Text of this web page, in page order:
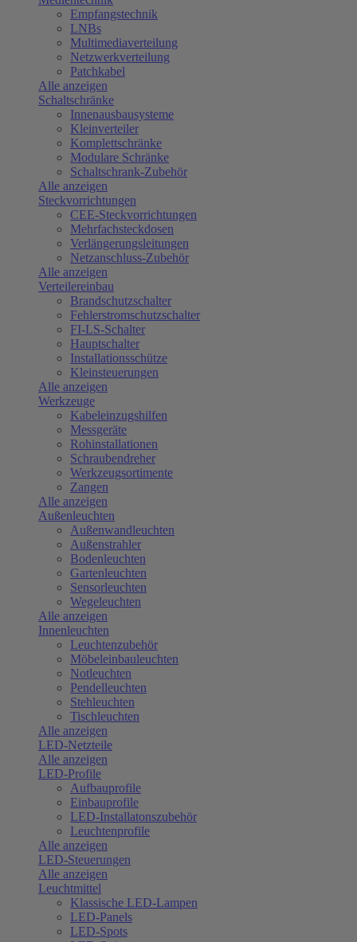
Empfangstechnik
LNBs
Multimediaverteilung
Netzwerkverteilung
Patchkabel
Alle anzeigen
Schaltschränke
Innenausbausysteme
Kleinverteiler
Komplettschränke
Modulare Schränke
Schaltschrank-Zubehör
Alle anzeigen
Steckvorrichtungen
CEE-Steckvorrichtungen
Mehrfachsteckdosen
Verlängerungsleitungen
Netzanschluss-Zubehör
Alle anzeigen
Verteilereinbau
Brandschutzschalter
Fehlerstromschutzschalter
FI-LS-Schalter
Hauptschalter
Installationsschütze
Kleinsteuerungen
Alle anzeigen
Werkzeuge
Kabeleinzugshilfen
Messgeräte
Rohinstallationen
Schraubendreher
Werkzeugsortimente
Zangen
Alle anzeigen
Außenleuchten
Außenwandleuchten
Außenstrahler
Bodenleuchten
Gartenleuchten
Sensorleuchten
Wegeleuchten
Alle anzeigen
Innenleuchten
Leuchtenzubehör
Möbeleinbauleuchten
Notleuchten
Pendelleuchten
Stehleuchten
Tischleuchten
Alle anzeigen
LED-Netzteile
Alle anzeigen
LED-Profile
Aufbauprofile
Einbauprofile
LED-Installatonszubehör
Leuchtenprofile
Alle anzeigen
LED-Steuerungen
Alle anzeigen
Leuchtmittel
Klassische LED-Lampen
LED-Panels
LED-Spots